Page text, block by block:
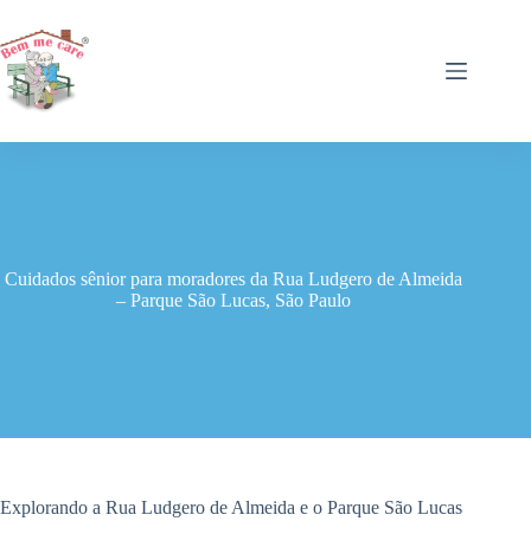
para
o
conteúdo
Cuidados sênior para moradores da Rua Ludgero de Almeida
– Parque São Lucas, São Paulo
Explorando a Rua Ludgero de Almeida e o Parque São Lucas